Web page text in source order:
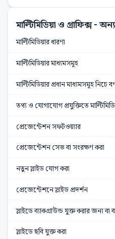
মাল্টিমিডিয়া ও গ্রাফিক্স-
মাল্টিমিডিয়ার ধারণা
মাল্টিমিডিয়ার মাধ্যমসমূহ
মাল্টিমিডিয়ার প্রধান মাধ্যমসমূহ নিচে
তথ্য ও যোগাযোগ প্রযুক্তিতে
প্রেজেন্টেশন সফটওয়্যার
প্রেজেন্টেশন সেভ বা সংরক্ষণ করা
নতুন স্লাইড যোগ করা
প্রেজেন্টেশনে স্লাইড প্রদর্শন
স্লাইডে ব্যাকগ্রাউন্ড যুক্ত করার জন্য বা
স্লাইডে ছবি যুক্ত করা